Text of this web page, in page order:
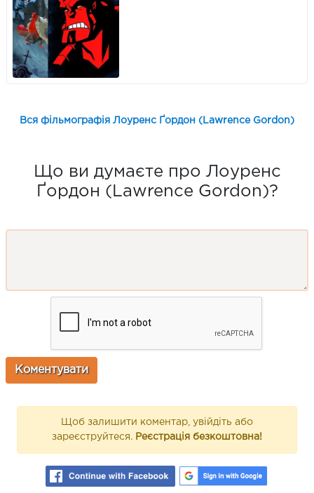
Вся фільмографія Лоуренс Ґордон (Lawrence Gordon)
Що ви думаєте про Лоуренс
Ґордон (Lawrence Gordon)?
Щоб залишити коментар, увійдіть або
зареєструйтеся. Реєстрація безкоштовна!